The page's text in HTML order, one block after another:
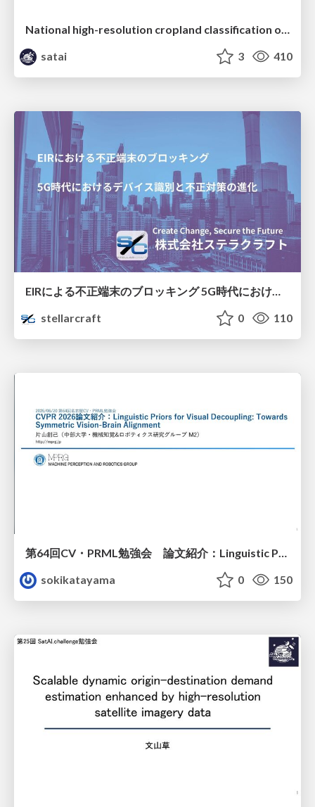
satai
3 410
EIRによる不正端末のブロッキング 5G時代におけるデバイス識別と不正対策の進化
stellarcraft
0 110
第64回CV・PRML勉強会 論文紹介：Linguistic Priors for Visual Decoupling: Towards Symmetric Vision-Brain Alignment
sokikatayama
0 150